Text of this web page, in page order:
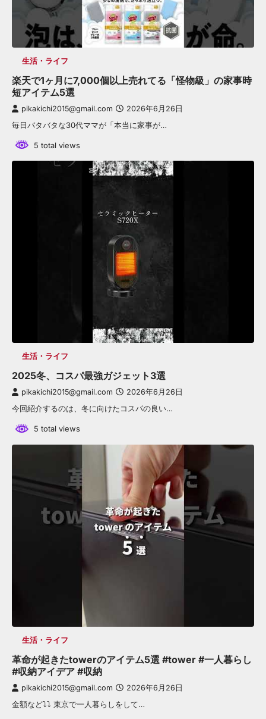
生活・ライフ
楽天で1ヶ月に7,000個以上売れてる「怪物級」の家事時
短アイテム5選
pikakichi2015@gmail.com 2026年6月26日
毎日バタバタな30代ママが「本当に家事が…
5 total views
生活・ライフ
2025冬、コスパ最強ガジェット3選
pikakichi2015@gmail.com 2026年6月26日
今回紹介するのは、冬に向けたコスパの良い…
5 total views
生活・ライフ
革命が起きたtowerのアイテム5選 #tower #一人暮らし
#収納アイデア #収納
pikakichi2015@gmail.com 2026年6月26日
金額など⤵︎⤵︎ 東京で一人暮らしをして…